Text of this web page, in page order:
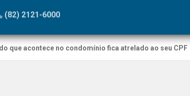
(82) 2121-6000
que acontece no condomínio fica atrelado ao seu CPF